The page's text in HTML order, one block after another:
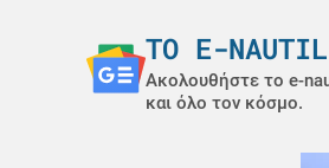
ΤΟ E-
Ακολουθήστε το e-
και όλο τον κόσμο.